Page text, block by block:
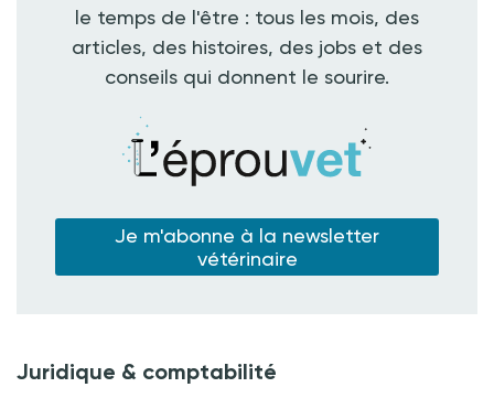
le temps de l'être : tous les mois, des
articles, des histoires, des jobs et des
conseils qui donnent le sourire.
Je m'abonne à la newsletter
vétérinaire
Juridique & comptabilité